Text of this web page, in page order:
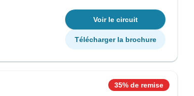
Voir le circuit
Télécharger la brochure
35% de remise